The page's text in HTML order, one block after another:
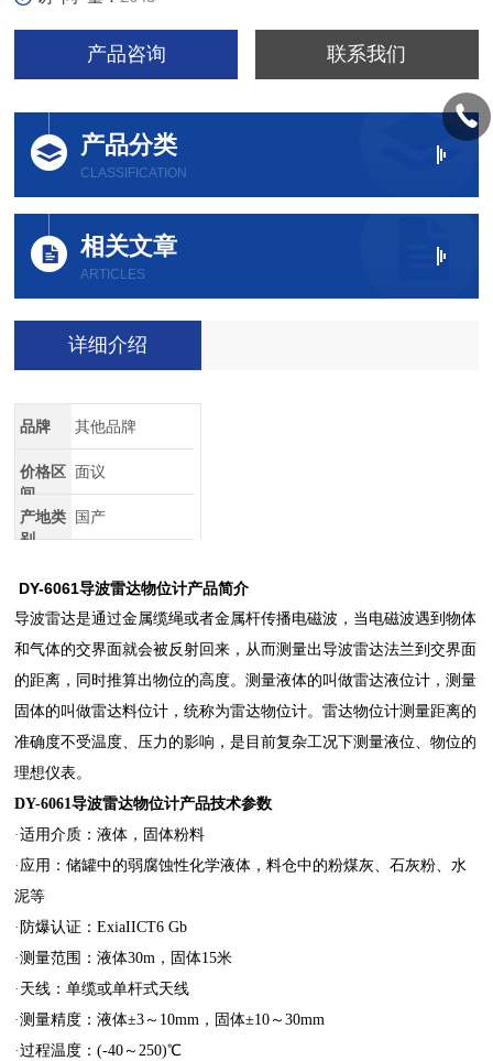
产品咨询 联系我们
产品分类
CLASSIFICATION
相关文章
ARTICLES
详细介绍
品牌 其他品牌
价格区
间
面议
产地类
别
国产
DY-6061导波雷达物位计产品简介
导波雷达是通过金属缆绳或者金属杆传播电磁波，当电磁波遇到物体
和气体的交界面就会被反射回来，从而测量出导波雷达法兰到交界面
的距离，同时推算出物位的高度。测量液体的叫做雷达液位计，测量
固体的叫做雷达料位计，统称为雷达物位计。雷达物位计测量距离的
准确度不受温度、压力的影响，是目前复杂工况下测量液位、物位的
理想仪表。
DY-6061导波雷达物位计产品技术参数
·适用介质：液体，固体粉料
· 应用：储罐中的弱腐蚀性化学液体，料仓中的粉煤灰、石灰粉、水
泥等
· 防爆认证：ExiaIICT6 Gb
·测量范围：液体30m，固体15米
· 天线：单缆或单杆式天线
·测量精度：液体±3～10mm，固体±10～30mm
·过程温度：(-40～250)℃